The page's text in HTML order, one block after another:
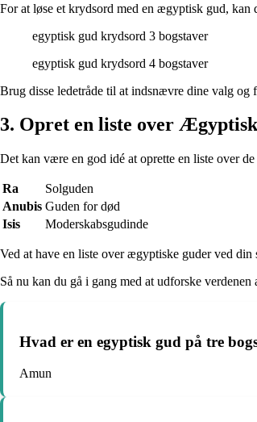
For at løse et krydsord med en ægyptisk gud, kan
egyptisk gud krydsord 3 bogstaver
egyptisk gud krydsord 4 bogstaver
Brug disse ledetråde til at indsnævre dine valg
3. Opret en liste over
Det kan være en god idé at oprette en liste over
Ra
Solguden
Anubis Guden for død
Isis
Moderskabsgudinde
Ved at have en liste over ægyptiske guder ved
Så nu kan du gå i gang med at udforske
Hvad er en egyptisk gud på tre
Amun